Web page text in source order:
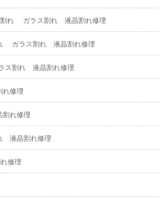
れ ガラス割れ 液晶割れ修理
ガラス割れ 液晶割れ修理
ス割れ 液晶割れ修理
修理
れ修理
液晶割れ修理
修理